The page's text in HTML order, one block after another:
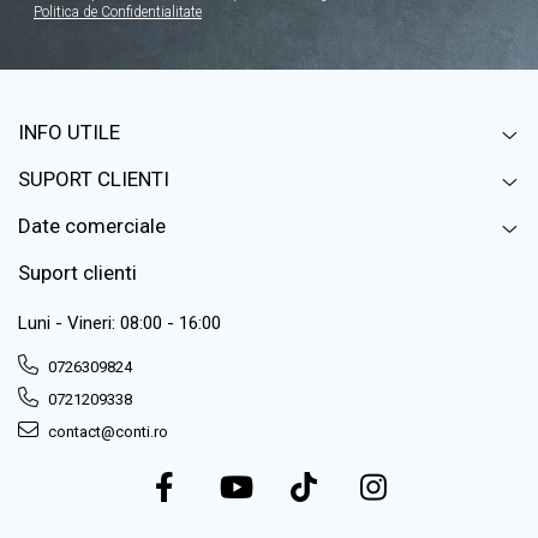
Politica de Confidentialitate
INFO UTILE
SUPORT CLIENTI
Date comerciale
Suport clienti
Luni - Vineri: 08:00 - 16:00
0726309824
0721209338
contact@conti.ro